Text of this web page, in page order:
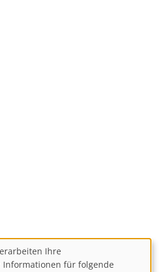
Ihre
Informationen für folgende